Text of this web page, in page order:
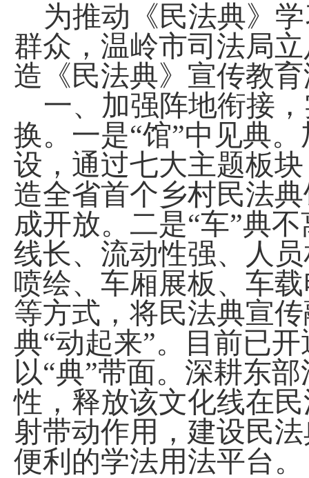
为推动《民法典》
群众，温岭市司法局
造《民法典》宣传教
一、加强阵地衔接
换。一是“馆”中见典
设，通过七大主题板
造全省首个乡村民法
成开放。二是“车”典
线长、流动性强、人
喷绘、车厢展板、车
等方式，将民法典宣
典“动起来”。目前已
以“典”带面。深耕东
性，释放该文化线在
射带动作用，建设民
便利的学法用法平台。